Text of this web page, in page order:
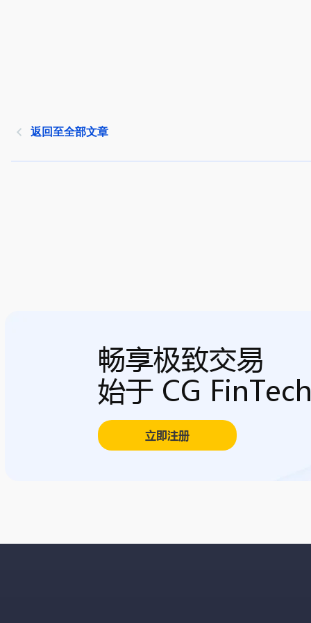
返回至全部文章
畅享极致交易
始于 CG
立即注册